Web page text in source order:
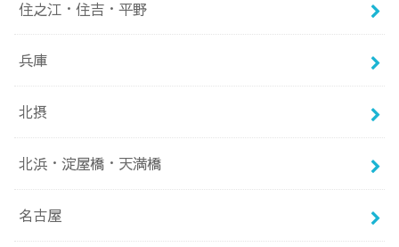
住之江・住吉・平野
兵庫
北摂
北浜・淀屋橋・天満橋
名古屋